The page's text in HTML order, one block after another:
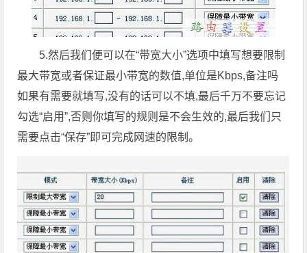
5.然后我们便可以在“带宽大小”选项中填写想要限制
最大带宽或者保证最小带宽的数值,单位是Kbps,备注吗
如果有需要就填写,没有的话可以不填,最后千万不要忘记
勾选“启用”,否则你填写的规则是不会生效的,最后我们只
需要点击“保存”即可完成网速的限制。